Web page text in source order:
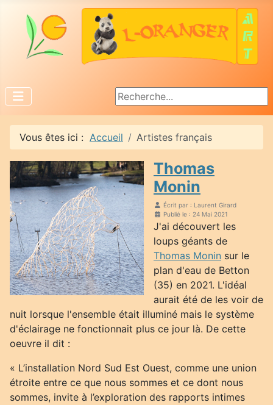
Rechercher
Vous êtes ici : Accueil Artistes français
Thomas
Monin
Écrit par : Laurent Girard
Publié le : 24 Mai 2021
J'ai découvert les
loups géants de
Thomas Monin sur le
plan d'eau de Betton
(35) en 2021. L'idéal
aurait été de les voir de
nuit lorsque l'ensemble était illuminé mais le système
d'éclairage ne fonctionnait plus ce jour là. De cette
oeuvre il dit :
« L’installation Nord Sud Est Ouest, comme une union
étroite entre ce que nous sommes et ce dont nous
sommes, invite à l’exploration des rapports intimes